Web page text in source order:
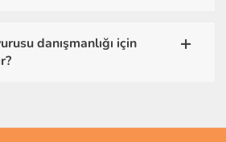
danışmanlığı için